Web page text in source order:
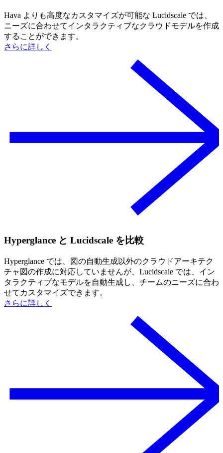
Hava よりも高度なカスタマイズが可能な Lucidscale では、
ニーズに合わせてインタラクティブなクラウドモデルを作成
することができます。
さらに詳しく
Hyperglance と Lucidscale を比較
Hyperglance では、図の自動生成以外のクラウドアーキテク
チャ図の作成に対応していませんが、Lucidscale では、イン
タラクティブなモデルを自動生成し、チームのニーズに合わ
せてカスタマイズできます。
さらに詳しく